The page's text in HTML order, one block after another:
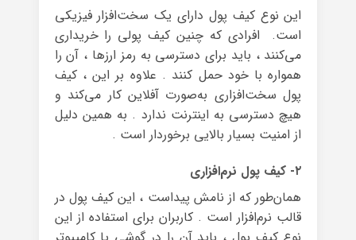
این نوع کیف پول دارای یک سخت‌افزار فیزیکی
است. افرادی که چنین کیف پولی را خریداری
می‌کنند ، باید برای دسترسی به رمز ارزها ، آن را
همواره با خود حمل کنند . علاوه بر این ، کیف
پول سخت‌افزاری به‌صورت آفلاین کار می‌کند و
هیچ دسترسی به اینترنت ندارد . به همین دلیل
از امنیت بسیار بالایی برخوردار است .
۲- کیف پول نرم‌افزاری
همان‌طور که از نامش پیداست ، این کیف پول در
قالب نرم‌افزار است . کاربران برای استفاده از این